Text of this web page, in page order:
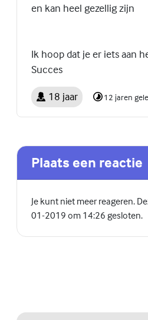
en kan heel gezellig zijn
Ik hoop dat je er iets aan
Succes
18 jaar 12 jaren
Plaats een reactie
Je kunt niet meer reageren.
01-2019 om 14:26 gesloten.